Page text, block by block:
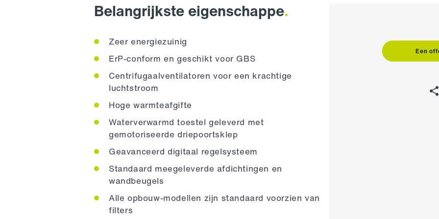
Belangrijkste eigenschappe.
Zeer energiezuinig
ErP-conform en geschikt voor GBS
Centrifugaalventilatoren voor een krachtige
luchtstroom
Hoge warmteafgifte
Waterverwarmd toestel geleverd met
gemotoriseerde driepoortsklep
Geavanceerd digitaal regelsysteem
Standaard meegeleverde afdichtingen en
wandbeugels
Alle opbouw-modellen zijn standaard voorzien van
filters
Een